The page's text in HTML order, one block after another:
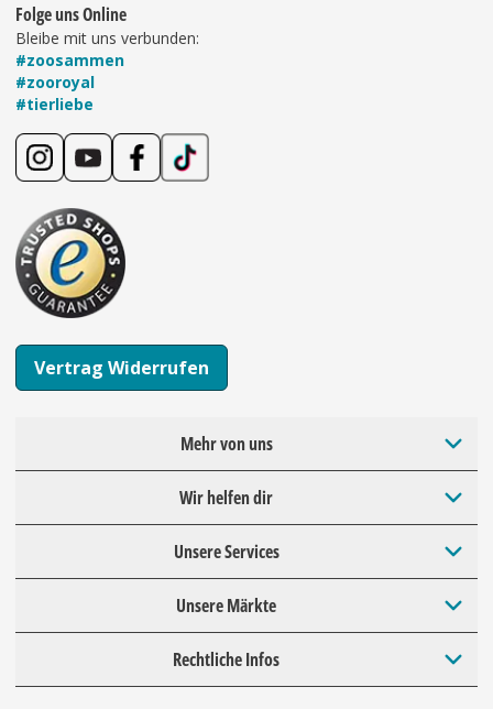
Folge uns Online
Bleibe mit uns verbunden:
#zoosammen
#zooroyal
#tierliebe
Vertrag Widerrufen
Mehr von uns
Wir helfen dir
Unsere Services
Unsere Märkte
Rechtliche Infos